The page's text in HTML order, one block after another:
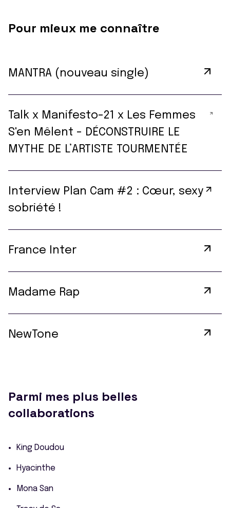
Pour mieux me connaître
MANTRA (nouveau single)
Talk x Manifesto-21 x Les Femmes
S'en Mêlent - DÉCONSTRUIRE LE
MYTHE DE L’ARTISTE TOURMENTÉE
Interview Plan Cam #2 : Cœur, sexy
sobriété !
France Inter
Madame Rap
NewTone
Parmi mes plus belles
collaborations
King Doudou
Hyacinthe
Mona San